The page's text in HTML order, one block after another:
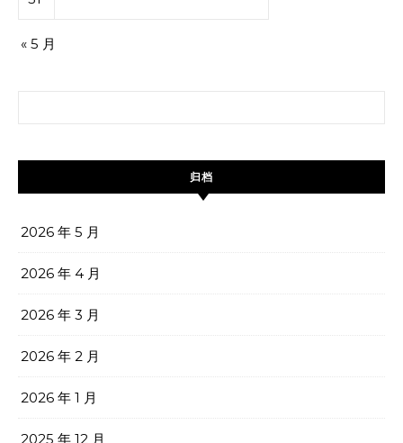
« 5 月
归档
2026 年 5 月
2026 年 4 月
2026 年 3 月
2026 年 2 月
2026 年 1 月
2025 年 12 月